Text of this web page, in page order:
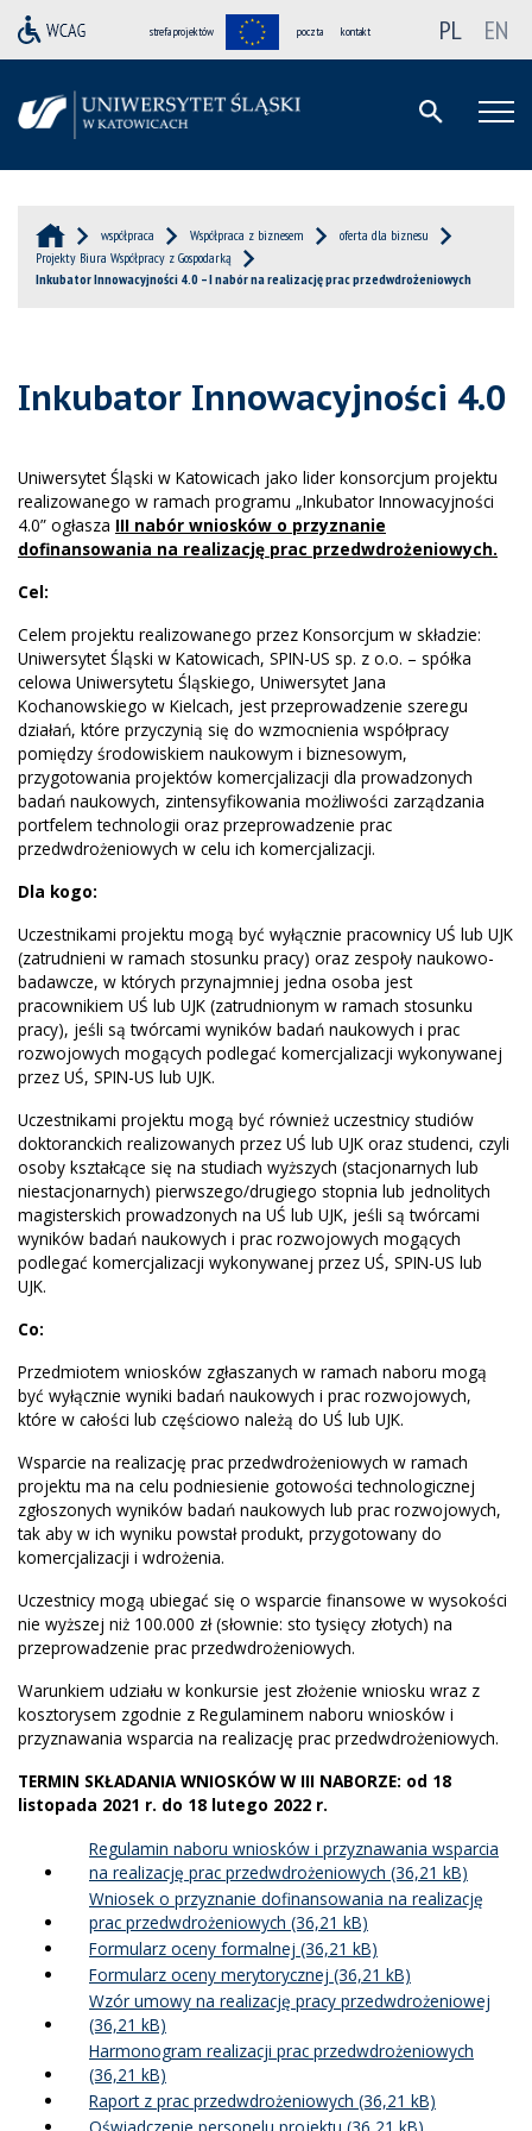
strefa projektów poczta kontakt PL EN
współpraca Współpraca z biznesem
oferta dla biznesu
Projekty Biura Współpracy z Gospodarką
Inkubator Innowacyjności 4.0 – I nabór na realizację prac przedwdrożeniowych
Inkubator Innowacyjności 4.0
Uniwersytet Śląski w Katowicach jako lider konsorcjum projektu
realizowanego w ramach programu „Inkubator Innowacyjności
4.0” ogłasza III nabór wniosków o przyznanie
dofinansowania na realizację prac przedwdrożeniowych.
Cel:
Celem projektu realizowanego przez Konsorcjum w składzie:
Uniwersytet Śląski w Katowicach, SPIN-US sp. z o.o. – spółka
celowa Uniwersytetu Śląskiego, Uniwersytet Jana
Kochanowskiego w Kielcach, jest przeprowadzenie szeregu
działań, które przyczynią się do wzmocnienia współpracy
pomiędzy środowiskiem naukowym i biznesowym,
przygotowania projektów komercjalizacji dla prowadzonych
badań naukowych, zintensyfikowania możliwości zarządzania
portfelem technologii oraz przeprowadzenie prac
przedwdrożeniowych w celu ich komercjalizacji.
Dla kogo:
Uczestnikami projektu mogą być wyłącznie pracownicy UŚ lub UJK
(zatrudnieni w ramach stosunku pracy) oraz zespoły naukowo-
badawcze, w których przynajmniej jedna osoba jest
pracownikiem UŚ lub UJK (zatrudnionym w ramach stosunku
pracy), jeśli są twórcami wyników badań naukowych i prac
rozwojowych mogących podlegać komercjalizacji wykonywanej
przez UŚ, SPIN-US lub UJK.
Uczestnikami projektu mogą być również uczestnicy studiów
doktoranckich realizowanych przez UŚ lub UJK oraz studenci, czyli
osoby kształcące się na studiach wyższych (stacjonarnych lub
niestacjonarnych) pierwszego/drugiego stopnia lub jednolitych
magisterskich prowadzonych na UŚ lub UJK, jeśli są twórcami
wyników badań naukowych i prac rozwojowych mogących
podlegać komercjalizacji wykonywanej przez UŚ, SPIN-US lub
UJK.
Co:
Przedmiotem wniosków zgłaszanych w ramach naboru mogą
być wyłącznie wyniki badań naukowych i prac rozwojowych,
które w całości lub częściowo należą do UŚ lub UJK.
Wsparcie na realizację prac przedwdrożeniowych w ramach
projektu ma na celu podniesienie gotowości technologicznej
zgłoszonych wyników badań naukowych lub prac rozwojowych,
tak aby w ich wyniku powstał produkt, przygotowany do
komercjalizacji i wdrożenia.
Uczestnicy mogą ubiegać się o wsparcie finansowe w wysokości
nie wyższej niż 100.000 zł (słownie: sto tysięcy złotych) na
przeprowadzenie prac przedwdrożeniowych.
Warunkiem udziału w konkursie jest złożenie wniosku wraz z
kosztorysem zgodnie z Regulaminem naboru wniosków i
przyznawania wsparcia na realizację prac przedwdrożeniowych.
TERMIN SKŁADANIA WNIOSKÓW W III NABORZE: od 18
listopada 2021 r. do 18 lutego 2022 r.
Regulamin naboru wniosków i przyznawania wsparcia
na realizację prac przedwdrożeniowych
Wniosek o przyznanie dofinansowania na realizację
prac przedwdrożeniowych
Formularz oceny formalnej
Formularz oceny merytorycznej
Wzór umowy na realizację pracy przedwdrożeniowej
Harmonogram realizacji prac przedwdrożeniowych
Raport z prac przedwdrożeniowych